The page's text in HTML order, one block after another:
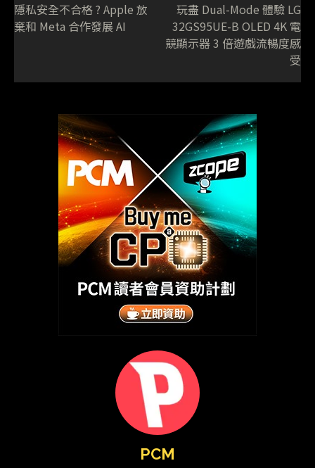
隱私安全不合格 ? Apple 放
棄和 Meta 合作發展 AI
玩盡 Dual-Mode 體驗 LG
32GS95UE-B OLED 4K 電
競顯示器 3 倍遊戲流暢度感
受
PCM